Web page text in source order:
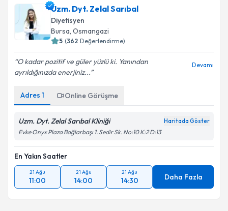
Uzm. Dyt. Zelal Sarıbal
Diyetisyen
Bursa, Osmangazi
5 (362 Değerlendirme)
O kadar pozitif ve güler yüzlü ki. Yanından
ayrıldığınızda enerjiniz...
Devamı
Adres 1 Online Görüşme
Uzm. Dyt. Zelal Sarıbal Kliniği Haritada Göster
Evke Onyx Plaza Bağlarbaşı 1. Sedir Sk. No:10 K:2 D:13
En Yakın Saatler
21 Ağu
11:00
21 Ağu
14:00
21 Ağu
14:30 Daha Fazla